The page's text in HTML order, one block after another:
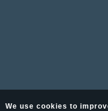
We use cookies to